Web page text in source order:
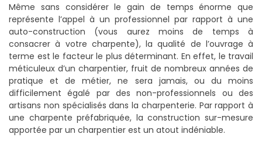
Même sans considérer le gain de temps énorme que
représente l’appel à un professionnel par rapport à une
auto-construction (vous aurez moins de temps à
consacrer à votre charpente), la qualité de l’ouvrage à
terme est le facteur le plus déterminant. En effet, le travail
méticuleux d’un charpentier, fruit de nombreux années de
pratique et de métier, ne sera jamais, ou du moins
difficilement égalé par des non-professionnels ou des
artisans non spécialisés dans la charpenterie. Par rapport à
une charpente préfabriquée, la construction sur-mesure
apportée par un charpentier est un atout indéniable.